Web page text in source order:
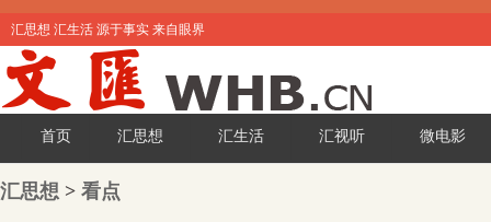
汇思想 汇生活 源于事实 来自眼界
首页 汇思想 汇生活 汇视听 微电影
汇思想 > 看点